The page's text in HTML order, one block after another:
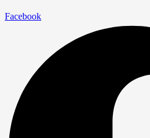
Facebook